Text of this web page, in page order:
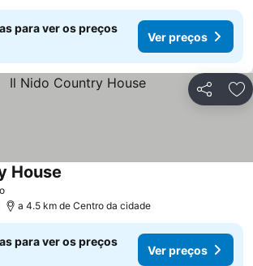
para ver os preços
Ver preços
Partilhar
House
a 4.5 km de Centro da cidade
para ver os preços
Ver preços